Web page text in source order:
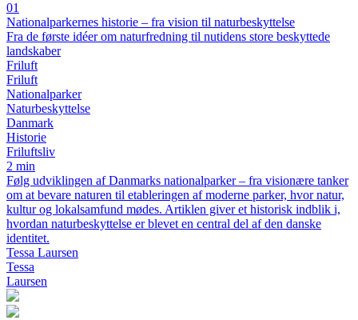
01
Nationalparkernes historie – fra vision til naturbeskyttelse
Fra de første idéer om naturfredning til nutidens store beskyttede
landskaber
Friluft
Friluft
Nationalparker
Naturbeskyttelse
Danmark
Historie
Friluftsliv
2 min
Følg udviklingen af Danmarks nationalparker – fra visionære tanker
om at bevare naturen til etableringen af moderne parker, hvor natur,
kultur og lokalsamfund mødes. Artiklen giver et historisk indblik i,
hvordan naturbeskyttelse er blevet en central del af den danske
identitet.
Tessa Laursen
Tessa
Laursen